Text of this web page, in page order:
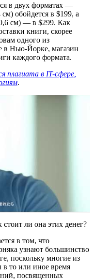
в двух форматах —
обойдется в $199, а
см) — в $299. Как
книги, скорее
одного из
в Нью-Йорке, магазин
каждого формата.
плагиата в IT-сфере,
.
ли она этих денег?
в том, что
узнают большинство
поскольку многие из
в то или иное время
посвященных